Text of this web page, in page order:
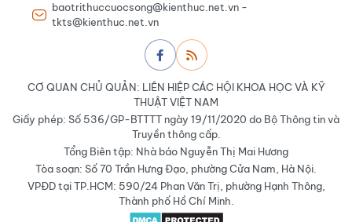
baotrithuccuocsong@kienthuc.net.vn -
tkts@kienthuc.net.vn
CƠ QUAN CHỦ QUẢN: LIÊN HIỆP CÁC HỘI KHOA HỌC VÀ KỸ
THUẬT VIỆT NAM
Giấy phép: Số 536/GP-BTTTT ngày 19/11/2020 do Bộ Thông tin và
Truyền thông cấp.
Tổng Biên tập: Nhà báo Nguyễn Thị Mai Hương
Tòa soạn: Số 70 Trần Hưng Đạo, phường Cửa Nam, Hà Nội.
VPĐD tại TP.HCM: 590/24 Phan Văn Trị, phường Hạnh Thông,
Thành phố Hồ Chí Minh.